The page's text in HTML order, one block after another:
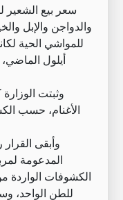
سعر بيع الشعير
والدواجن والإبل
للمواشي الحية
وثبتت
الأغنام، حسب
المدعومة
للطن الواحد،